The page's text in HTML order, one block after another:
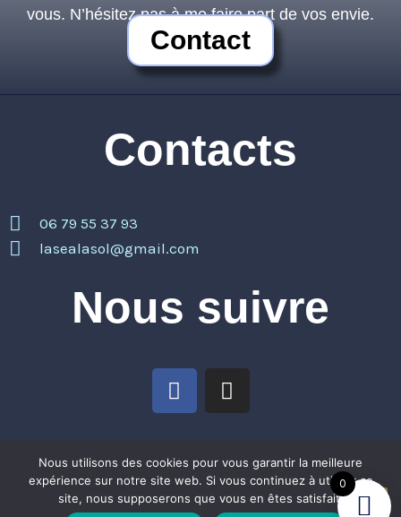
vous. N’hésitez pas à me faire part de vos envie.
Contact
Contacts
06 79 55 37 93
lasealasol@gmail.com
Nous suivre
F
a
b
o
I
n
a
g
Mentions légales
0
Nous utilisons des cookies pour vous garantir la meilleure
expérience sur notre site web. Si vous continuez à utiliser ce
site, nous supposerons que vous en êtes satisfait.